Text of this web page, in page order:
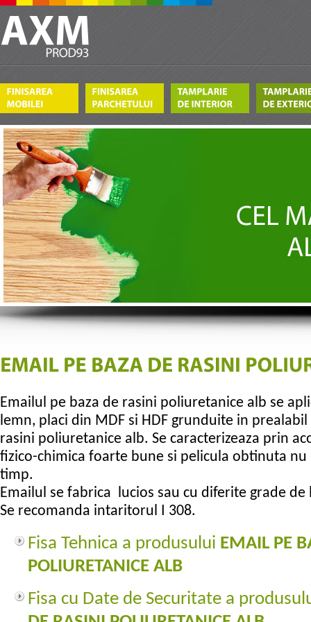
Emailul pe baza de rasini poliuretanice alb se
lemn, placi din MDF si HDF grunduite in
rasini poliuretanice alb. Se caracterizeaza prin
fizico-chimica foarte bune si pelicula obtinuta nu
timp.
Emailul se fabrica lucios sau cu diferite grade de
Se recomanda intaritorul I 308.
Fisa Tehnica a produsului EMAIL PE
POLIURETANICE ALB
Fisa cu Date de Securitate a